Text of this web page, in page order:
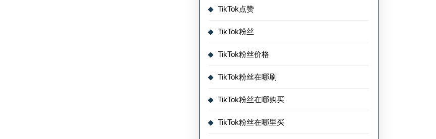
TikTok点赞
TikTok粉丝
TikTok粉丝价格
TikTok粉丝在哪刷
TikTok粉丝在哪购买
TikTok粉丝在哪里买